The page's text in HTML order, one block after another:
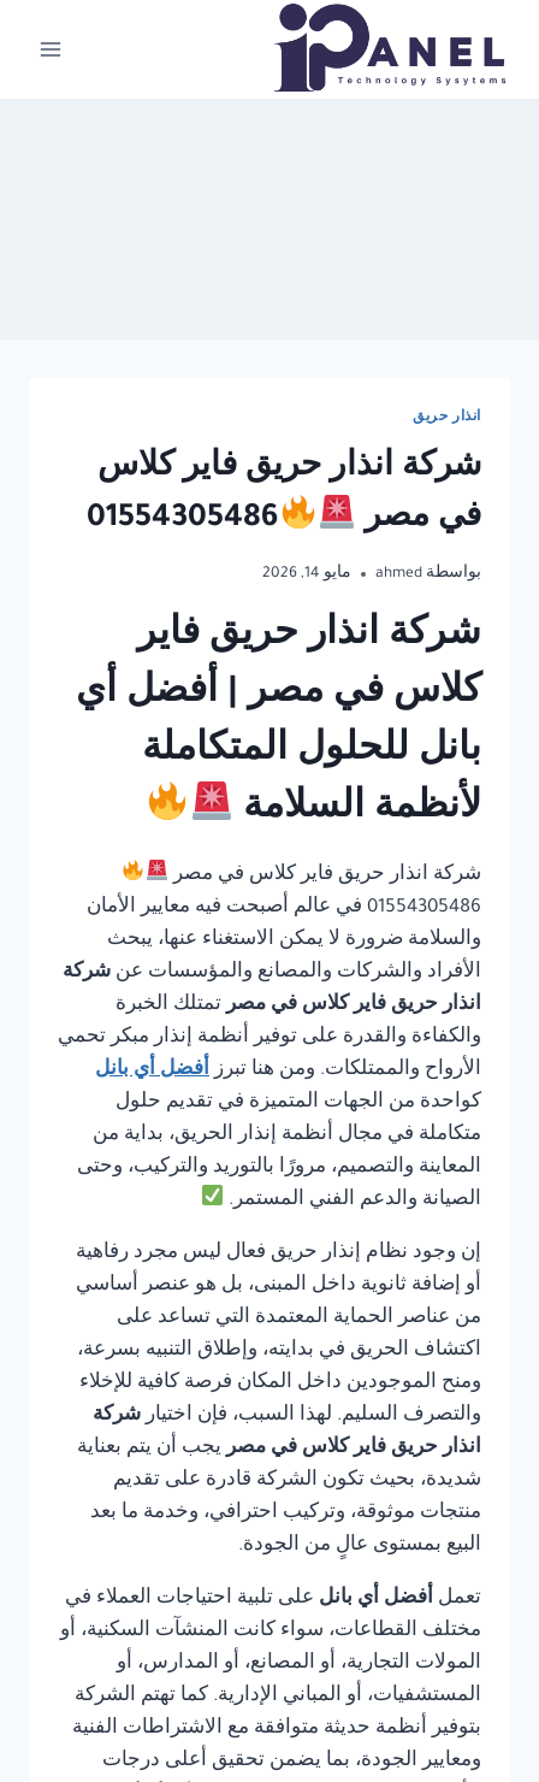
المحتوى
انذار حريق
شركة انذار حريق فاير كلاس
في مصر
01554305486
بواسطة ahmed مايو 14, 2026
شركة انذار حريق فاير
كلاس في مصر | أفضل أي
بانل للحلول المتكاملة
لأنظمة السلامة
شركة انذار حريق فاير كلاس في مصر
01554305486 في عالم أصبحت فيه معايير الأمان
والسلامة ضرورة لا يمكن الاستغناء عنها، يبحث
الأفراد والشركات والمصانع والمؤسسات عن شركة
انذار حريق فاير كلاس في مصر تمتلك الخبرة
والكفاءة والقدرة على توفير أنظمة إنذار مبكر تحمي
الأرواح والممتلكات. ومن هنا تبرز أفضل أي بانل
كواحدة من الجهات المتميزة في تقديم حلول
متكاملة في مجال أنظمة إنذار الحريق، بداية من
المعاينة والتصميم، مرورًا بالتوريد والتركيب، وحتى
الصيانة والدعم الفني المستمر.
إن وجود نظام إنذار حريق فعال ليس مجرد رفاهية
أو إضافة ثانوية داخل المبنى، بل هو عنصر أساسي
من عناصر الحماية المعتمدة التي تساعد على
اكتشاف الحريق في بدايته، وإطلاق التنبيه بسرعة،
ومنح الموجودين داخل المكان فرصة كافية للإخلاء
والتصرف السليم. لهذا السبب، فإن اختيار شركة
انذار حريق فاير كلاس في مصر يجب أن يتم بعناية
شديدة، بحيث تكون الشركة قادرة على تقديم
منتجات موثوقة، وتركيب احترافي، وخدمة ما بعد
البيع بمستوى عالٍ من الجودة.
تعمل أفضل أي بانل على تلبية احتياجات العملاء في
مختلف القطاعات، سواء كانت المنشآت السكنية، أو
المولات التجارية، أو المصانع، أو المدارس، أو
المستشفيات، أو المباني الإدارية. كما تهتم الشركة
بتوفير أنظمة حديثة متوافقة مع الاشتراطات الفنية
ومعايير الجودة، بما يضمن تحقيق أعلى درجات